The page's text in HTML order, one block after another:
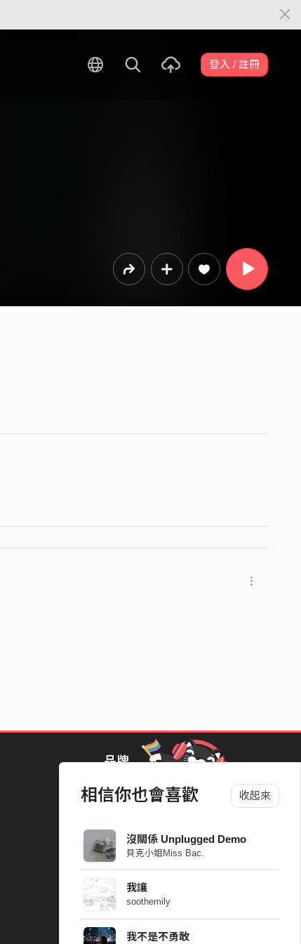
登入 / 註冊
相信你也會喜歡 收起來
沒關係 Unplugged Demo
貝克小姐Miss Bac.
我讓
soothemily
我不是不勇敢
品牌
StreetVoice Awards 街聲音樂獎
Blow 吹音樂
Packer 派歌
SimpleLife 簡單生活節
ParkPark Carnival
一起比 YEAH 吧